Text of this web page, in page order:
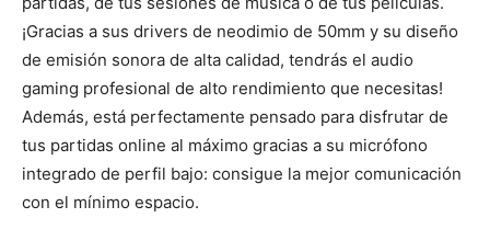
¡Gracias a sus drivers de neodimio de 50mm y su diseño
de emisión sonora de alta calidad, tendrás el audio
gaming profesional de alto rendimiento que necesitas!
Además, está perfectamente pensado para disfrutar de
tus partidas online al máximo gracias a su micrófono
integrado de perfil bajo: consigue la mejor comunicación
con el mínimo espacio.